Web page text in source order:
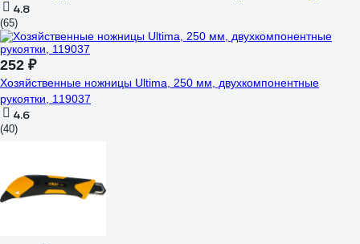
4.8
(65)
252 ₽
Хозяйственные ножницы Ultima, 250 мм, двухкомпонентные
рукоятки, 119037
4.6
(40)